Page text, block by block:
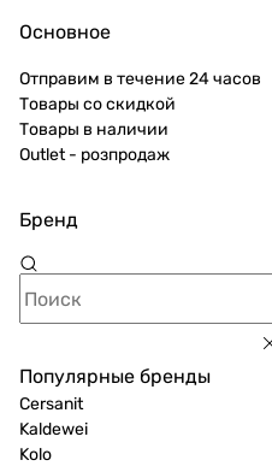
Основное
Отправим в течение 24 часов
Товары со скидкой
Товары в наличии
Outlet - розпродаж
Бренд
Популярные бренды
Cersanit
Kaldewei
Kolo